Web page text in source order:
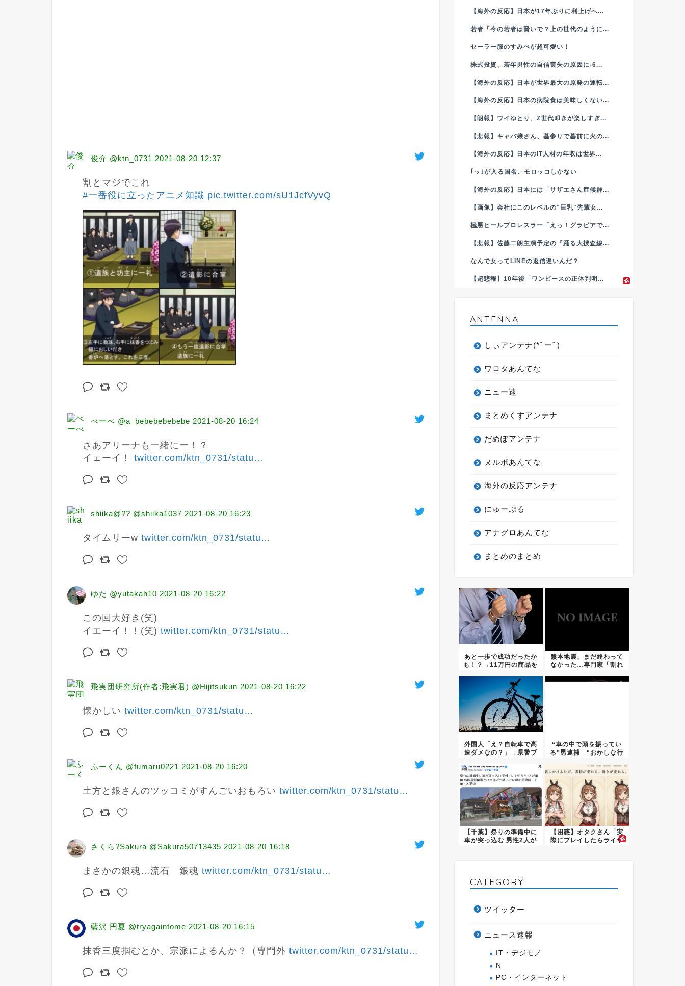
俊介 @ktn_0731 2021-08-20 12:37
#一番役に立ったアニメ知識 pic.twitter.com/sU1JcfVyvQ
べーべ @a_bebebebebebe 2021-08-20 16:24
さあアリーナも一緒にー！？
イェーイ！ twitter.com/ktn_0731/statu …
shiika@?? @shiika1037 2021-08-20 16:23
タイムリーw twitter.com/ktn_0731/statu …
ゆた @yutakah10 2021-08-20 16:22
この回大好き(笑)
イエーイ！！(笑) twitter.com/ktn_0731/statu …
飛実団研究所(作者:飛実君) @Hijitsukun 2021-08-20 16:22
懐かしい twitter.com/ktn_0731/statu …
ふーくん @fumaru0221 2021-08-20 16:20
土方と銀さんのツッコミがすんごいおもろい twitter.com/ktn_0731/statu …
さくら?Sakura @Sakura50713435 2021-08-20 16:18
まさかの銀魂…流石　銀魂 twitter.com/ktn_0731/statu …
藍沢 円夏 @tryagaintome 2021-08-20 16:15
抹香三度掴むとか、宗派によるんか？（専門外 twitter.com/ktn_0731/statu …
【海外の反応】日本が17年ぶりに利上げへ...
若者「今の若者は賢いで？上の世代のように...
セーラー服のすみぺが超可愛い！
株式投資、若年男性の自信喪失の原因に-6...
【海外の反応】日本が世界最大の原発の運転...
【海外の反応】日本の病院食は美味しくない...
【朗報】ワイゆとり、Z世代叩きが楽しすぎ...
【悲報】キャバ嬢さん、墓参りで墓前に火の...
【海外の反応】日本のIT人材の年収は世界...
｢ッ｣が入る国名、モロッコしかない
【海外の反応】日本には「サザエさん症候群...
【画像】会社にこのレベルの"巨乳"先輩女...
極悪ヒールプロレスラー「えっ！グラビアで...
【悲報】佐藤二朗主演予定の『踊る大捜査線...
なんで女ってLINEの返信遅いんだ？
【超悲報】10年後「ワンピースの正体判明...
ANTENNA
しぃアンテナ(*ﾟーﾟ)
ワロタあんてな
ニュー速
まとめくすアンテナ
だめぽアンテナ
ヌルポあんてな
海外の反応アンテナ
にゅーぷる
アナグロあんてな
まとめのまとめ
あと一歩で成功だったか
も！？→11万円の商品を
熊本地震、まだ終わって
なかった…専門家「割れ
外国人「え？自転車で高
速ダメなの？」→県警ブ
“車の中で頭を振ってい
る”男逮捕 “おかしな行
【千葉】祭りの準備中に
車が突っ込む 男性2人が
【困惑】オタクさん「実
際にプレイしたらライザ
CATEGORY
ツイッター
ニュース速報
IT・デジモノ
N
PC・インターネット